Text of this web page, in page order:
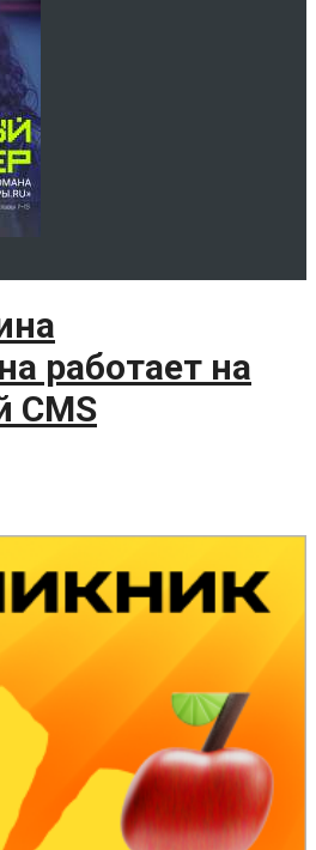
работает на
CMS